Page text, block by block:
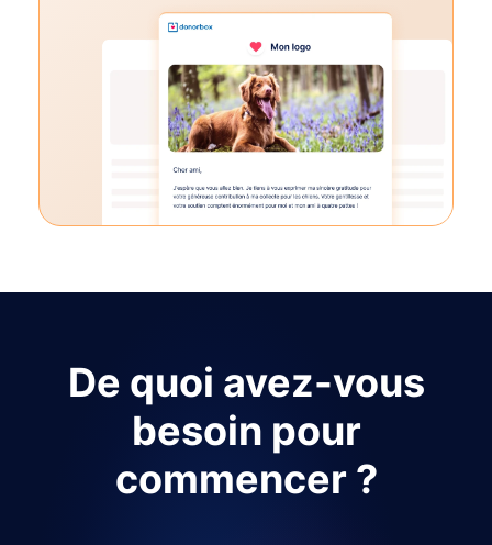
De quoi avez-vous
besoin pour
commencer ?